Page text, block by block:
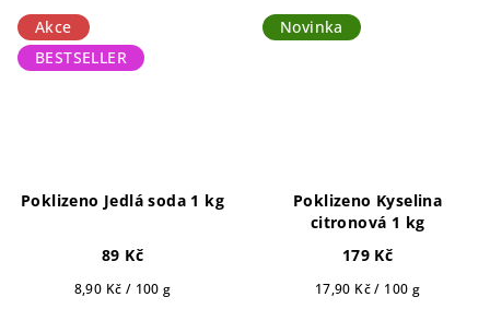
Akce
BESTSELLER
Poklizeno Jedlá soda 1 kg
89 Kč
Měrná
8,90 Kč / 100 g
Novinka
Poklizeno Kyselina
citronová 1 kg
179 Kč
Měrná
17,90 Kč / 100 g